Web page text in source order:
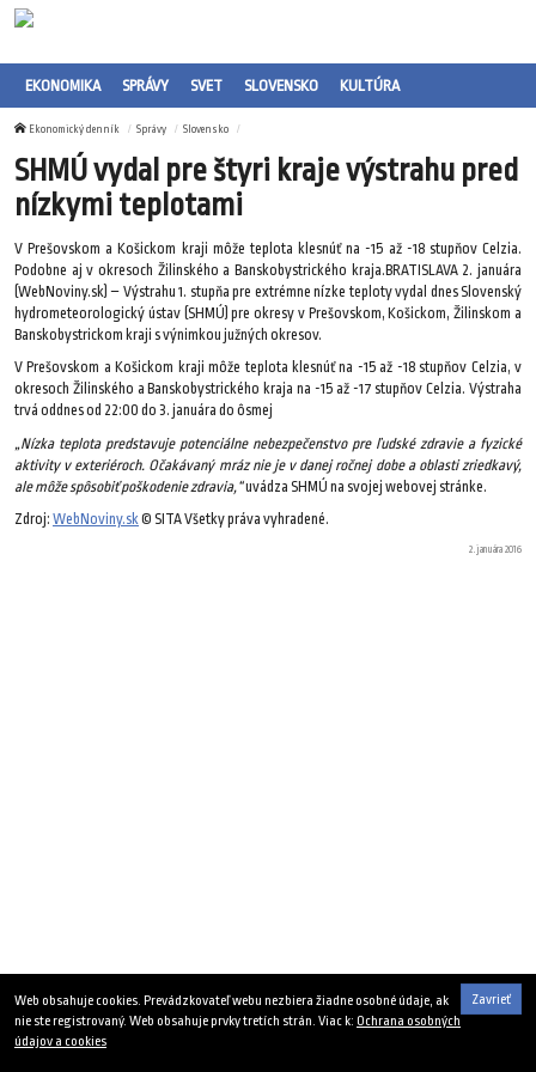
EKONOMIKA SPRÁVY SVET SLOVENSKO KULTÚRA
Ekonomický denník Správy Slovensko
SHMÚ vydal pre štyri kraje výstrahu pred
nízkymi teplotami
V Prešovskom a Košickom kraji môže teplota klesnúť na -15 až -18 stupňov Celzia.
Podobne aj v okresoch Žilinského a Banskobystrického kraja.BRATISLAVA 2. januára
(WebNoviny.sk) – Výstrahu 1. stupňa pre extrémne nízke teploty vydal dnes Slovenský
hydrometeorologický ústav (SHMÚ) pre okresy v Prešovskom, Košickom, Žilinskom a
Banskobystrickom kraji s výnimkou južných okresov.
V Prešovskom a Košickom kraji môže teplota klesnúť na -15 až -18 stupňov Celzia, v
okresoch Žilinského a Banskobystrického kraja na -15 až -17 stupňov Celzia. Výstraha
trvá oddnes od 22:00 do 3. januára do ôsmej
„Nízka teplota predstavuje potenciálne nebezpečenstvo pre ľudské zdravie a fyzické
aktivity v exteriéroch. Očakávaný mráz nie je v danej ročnej dobe a oblasti zriedkavý,
ale môže spôsobiť poškodenie zdravia,“uvádza SHMÚ na svojej webovej stránke.
Zdroj: WebNoviny.sk© SITA Všetky práva vyhradené.
2. januára 2016
Zavrieť
Web obsahuje cookies. Prevádzkovateľ webu nezbiera žiadne osobné údaje, ak
nie ste registrovaný. Web obsahuje prvky tretích strán. Viac k: Ochrana osobných
údajov a cookies